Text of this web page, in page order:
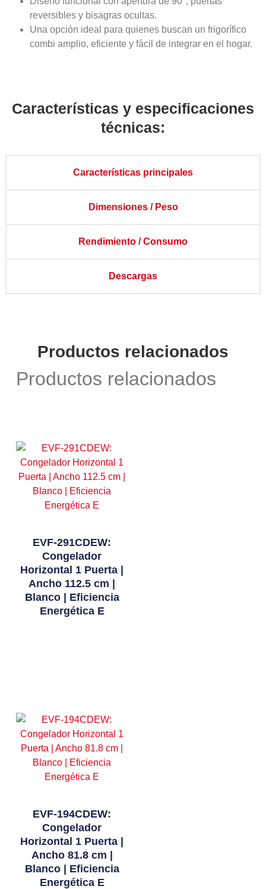
reversibles y bisagras ocultas.
Una opción ideal para quienes buscan un frigorífico
combi amplio, eficiente y fácil de integrar en el hogar.
Características y especificaciones
técnicas:
Características principales
Dimensiones / Peso
Rendimiento / Consumo
Descargas
Productos relacionados
Productos relacionados
EVF-291CDEW:
Congelador
Horizontal 1 Puerta |
Ancho 112.5 cm |
Blanco | Eficiencia
Energética E
EVF-194CDEW:
Congelador
Horizontal 1 Puerta |
Ancho 81.8 cm |
Blanco | Eficiencia
Energética E